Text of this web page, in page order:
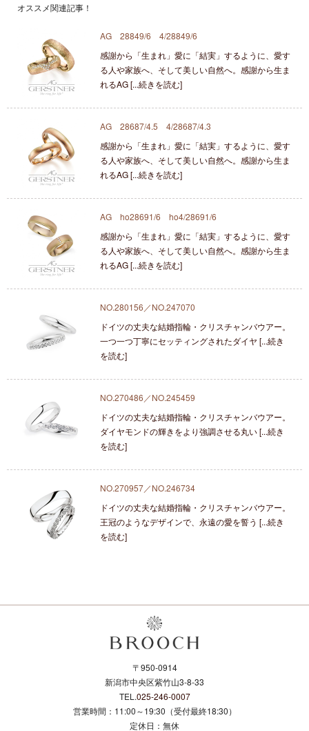
オススメ関連記事！
AG 28849/6 4/28849/6
感謝から「生まれ」愛に「結実」するように、愛す
る人や家族へ、そして美しい自然へ。感謝から生ま
れるAG [...続きを読む]
AG 28687/4.5 4/28687/4.3
感謝から「生まれ」愛に「結実」するように、愛す
る人や家族へ、そして美しい自然へ。感謝から生ま
れるAG [...続きを読む]
AG ho28691/6 ho4/28691/6
感謝から「生まれ」愛に「結実」するように、愛す
る人や家族へ、そして美しい自然へ。感謝から生ま
れるAG [...続きを読む]
NO.280156／NO.247070
ドイツの丈夫な結婚指輪・クリスチャンバウアー。
一つ一つ丁寧にセッティングされたダイヤ [...続き
を読む]
NO.270486／NO.245459
ドイツの丈夫な結婚指輪・クリスチャンバウアー。
ダイヤモンドの輝きをより強調させる丸い [...続き
を読む]
NO.270957／NO.246734
ドイツの丈夫な結婚指輪・クリスチャンバウアー。
王冠のようなデザインで、永遠の愛を誓う [...続き
を読む]
〒950-0914
新潟市中央区紫竹山3-8-33
TEL.025-246-0007
営業時間：11:00～19:30（受付最終18:30）
定休日：無休